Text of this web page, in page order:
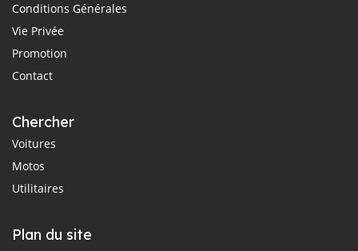
Conditions Générales
Vie Privée
Promotion
Contact
Chercher
Voitures
Motos
Utilitaires
Plan du site